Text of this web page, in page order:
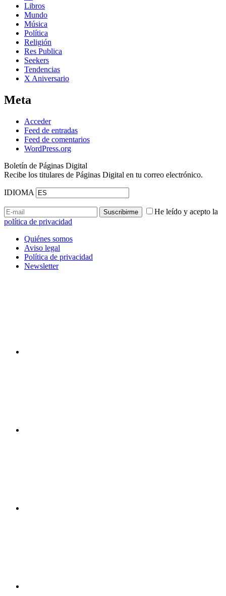
Libros
Mundo
Música
Política
Religión
Res Publica
Seekers
Tendencias
X Aniversario
Meta
Acceder
Feed de entradas
Feed de comentarios
WordPress.org
Boletín de Páginas Digital
Recibe los titulares de Páginas Digital en tu correo electrónico.
IDIOMA
He leído y acepto la
política de privacidad
Quiénes somos
Aviso legal
Política de privacidad
Newsletter